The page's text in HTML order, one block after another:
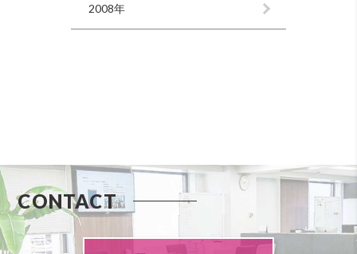
2008年
CONTACT